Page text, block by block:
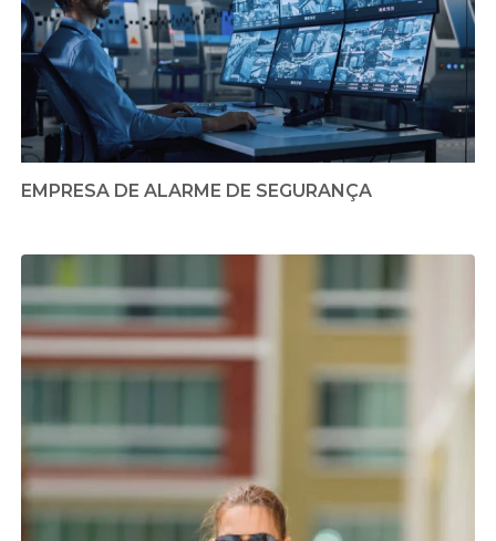
EMPRESA DE ALARME DE SEGURANÇA